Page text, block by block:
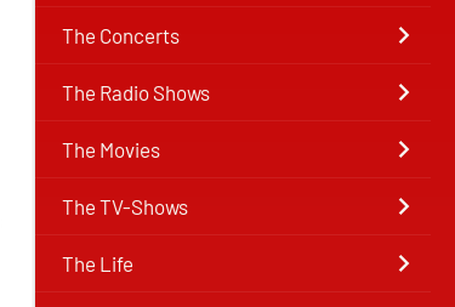
The Concerts
The Radio Shows
The Movies
The TV-Shows
The Life